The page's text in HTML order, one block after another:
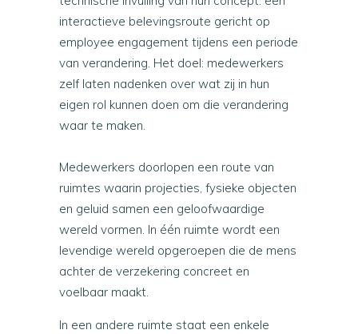
interactieve belevingsroute gericht op
employee engagement tijdens een periode
van verandering. Het doel: medewerkers
zelf laten nadenken over wat zij in hun
eigen rol kunnen doen om die verandering
waar te maken.
Medewerkers doorlopen een route van
ruimtes waarin projecties, fysieke objecten
en geluid samen een geloofwaardige
wereld vormen. In één ruimte wordt een
levendige wereld opgeroepen die de mens
achter de verzekering concreet en
voelbaar maakt.
In een andere ruimte staat een enkele